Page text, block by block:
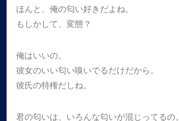
ほんと、俺の匂い好きだよね。
もしかして、変態？
俺はいいの。
彼女のいい匂い嗅いでるだけだから。
彼氏の特権だしね。
君の匂いは、いろんな匂いが混じってるの。